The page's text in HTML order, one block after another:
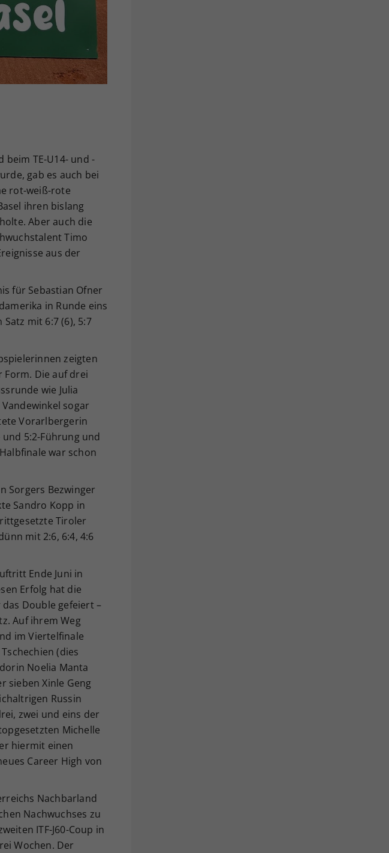
beim TE-U14- und -
gab es auch bei
rot-weiß-rote
ihren bislang
Aber auch die
Timo
aus der
für Sebastian Ofner
in Runde eins
mit 6:7 (6), 5:7
zeigten
Form. Die auf drei
wie Julia
sogar
Vorarlbergerin
5:2-Führung und
war schon
Sorgers Bezwinger
Sandro Kopp in
Tiroler
mit 2:6, 6:4, 4:6
Ende Juni in
Erfolg hat die
Double gefeiert –
Auf ihrem Weg
im Viertelfinale
(dies
Noelia Manta
sieben Xinle Geng
Russin
zwei und eins der
Michelle
hiermit einen
Career High von
Nachbarland
Nachwuchses zu
ITF-J60-Coup in
Wochen. Der
Einstellungen, falls der
dies eingestellt hat.